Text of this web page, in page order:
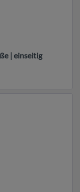
| einseitig